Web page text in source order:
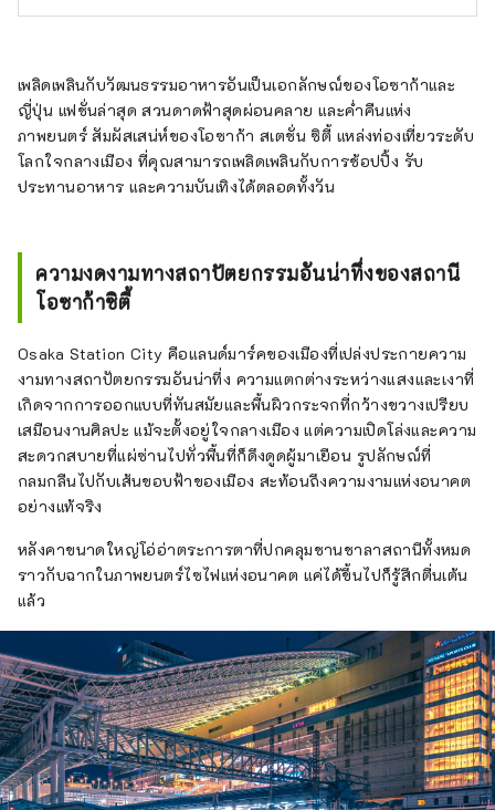
เพลิดเพลินกับวัฒนธรรมอาหารอันเป็นเอกลักษณ์ของโอซาก้าและ
ญี่ปุ่น แฟชั่นล่าสุด สวนดาดฟ้าสุดผ่อนคลาย และค่ำคืนแห่ง
ภาพยนตร์ สัมผัสเสน่ห์ของโอซาก้า สเตชั่น ซิตี้ แหล่งท่องเที่ยวระดับ
โลกใจกลางเมือง ที่คุณสามารถเพลิดเพลินกับการช้อปปิ้ง รับ
ประทานอาหาร และความบันเทิงได้ตลอดทั้งวัน
ความงดงามทางสถาปัตยกรรมอันน่าทึ่งของสถานี
โอซาก้าซิตี้
Osaka Station City คือแลนด์มาร์คของเมืองที่เปล่งประกายความ
งามทางสถาปัตยกรรมอันน่าทึ่ง ความแตกต่างระหว่างแสงและเงาที่
เกิดจากการออกแบบที่ทันสมัยและพื้นผิวกระจกที่กว้างขวางเปรียบ
เสมือนงานศิลปะ แม้จะตั้งอยู่ใจกลางเมือง แต่ความเปิดโล่งและความ
สะดวกสบายที่แผ่ซ่านไปทั่วพื้นที่ก็ดึงดูดผู้มาเยือน รูปลักษณ์ที่
กลมกลืนไปกับเส้นขอบฟ้าของเมือง สะท้อนถึงความงามแห่งอนาคต
อย่างแท้จริง
หลังคาขนาดใหญ่โอ่อ่าตระการตาที่ปกคลุมชานชาลาสถานีทั้งหมด
ราวกับฉากในภาพยนตร์ไซไฟแห่งอนาคต แค่ได้ขึ้นไปก็รู้สึกตื่นเต้น
แล้ว